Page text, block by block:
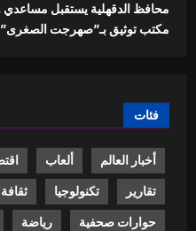
محافظ الدقهلية يستقبل مساعدي
مكتب توثيق بـ”صهرجت الصغرى”
فئات
أخبار العالم ألعاب
تقارير تكنولوجيا ثقافة
حوارات صحفية رياضة